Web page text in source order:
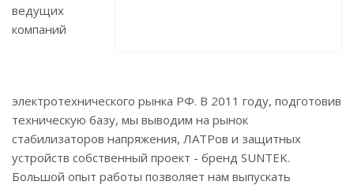
ведущих
компаний
электротехнического рынка РФ. В 2011 году, подготовив
техническую базу, мы выводим на рынок
стабилизаторов напряжения, ЛАТРов и защитных
устройств собственный проект - бренд SUNTEK.
Большой опыт работы позволяет нам выпускать